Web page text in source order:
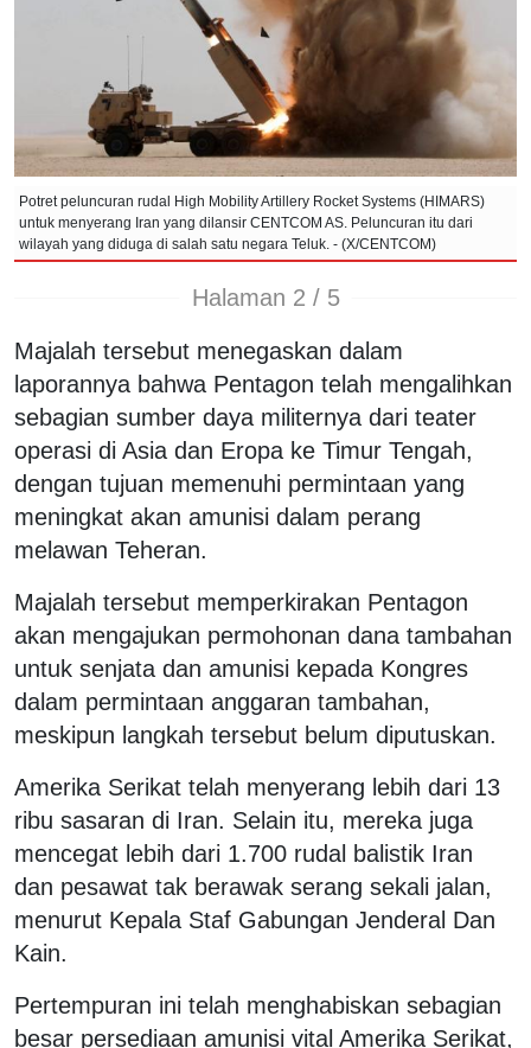
Potret peluncuran rudal High Mobility Artillery Rocket Systems (HIMARS)
untuk menyerang Iran yang dilansir CENTCOM AS. Peluncuran itu dari
wilayah yang diduga di salah satu negara Teluk. - (X/CENTCOM)
Halaman 2 / 5
Majalah tersebut menegaskan dalam
laporannya bahwa Pentagon telah mengalihkan
sebagian sumber daya militernya dari teater
operasi di Asia dan Eropa ke Timur Tengah,
dengan tujuan memenuhi permintaan yang
meningkat akan amunisi dalam perang
melawan Teheran.
Majalah tersebut memperkirakan Pentagon
akan mengajukan permohonan dana tambahan
untuk senjata dan amunisi kepada Kongres
dalam permintaan anggaran tambahan,
meskipun langkah tersebut belum diputuskan.
Amerika Serikat telah menyerang lebih dari 13
ribu sasaran di Iran. Selain itu, mereka juga
mencegat lebih dari 1.700 rudal balistik Iran
dan pesawat tak berawak serang sekali jalan,
menurut Kepala Staf Gabungan Jenderal Dan
Kain.
Pertempuran ini telah menghabiskan sebagian
besar persediaan amunisi vital Amerika Serikat,